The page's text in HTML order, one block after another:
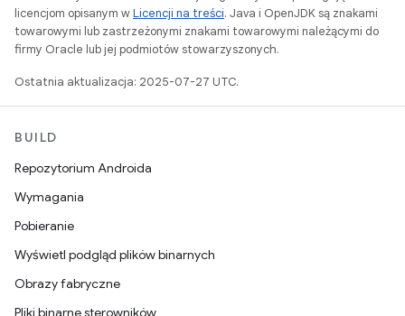
licencjom opisanym wLicencji na treści. Java i OpenJDK są znakami
towarowymi lub zastrzeżonymi znakami towarowymi należącymi do
firmy Oracle lub jej podmiotów stowarzyszonych.
Ostatnia aktualizacja: 2025-07-27 UTC.
BUILD
Repozytorium Androida
Wymagania
Pobieranie
Wyświetl podgląd plików binarnych
Obrazy fabryczne
Pliki binarne sterowników